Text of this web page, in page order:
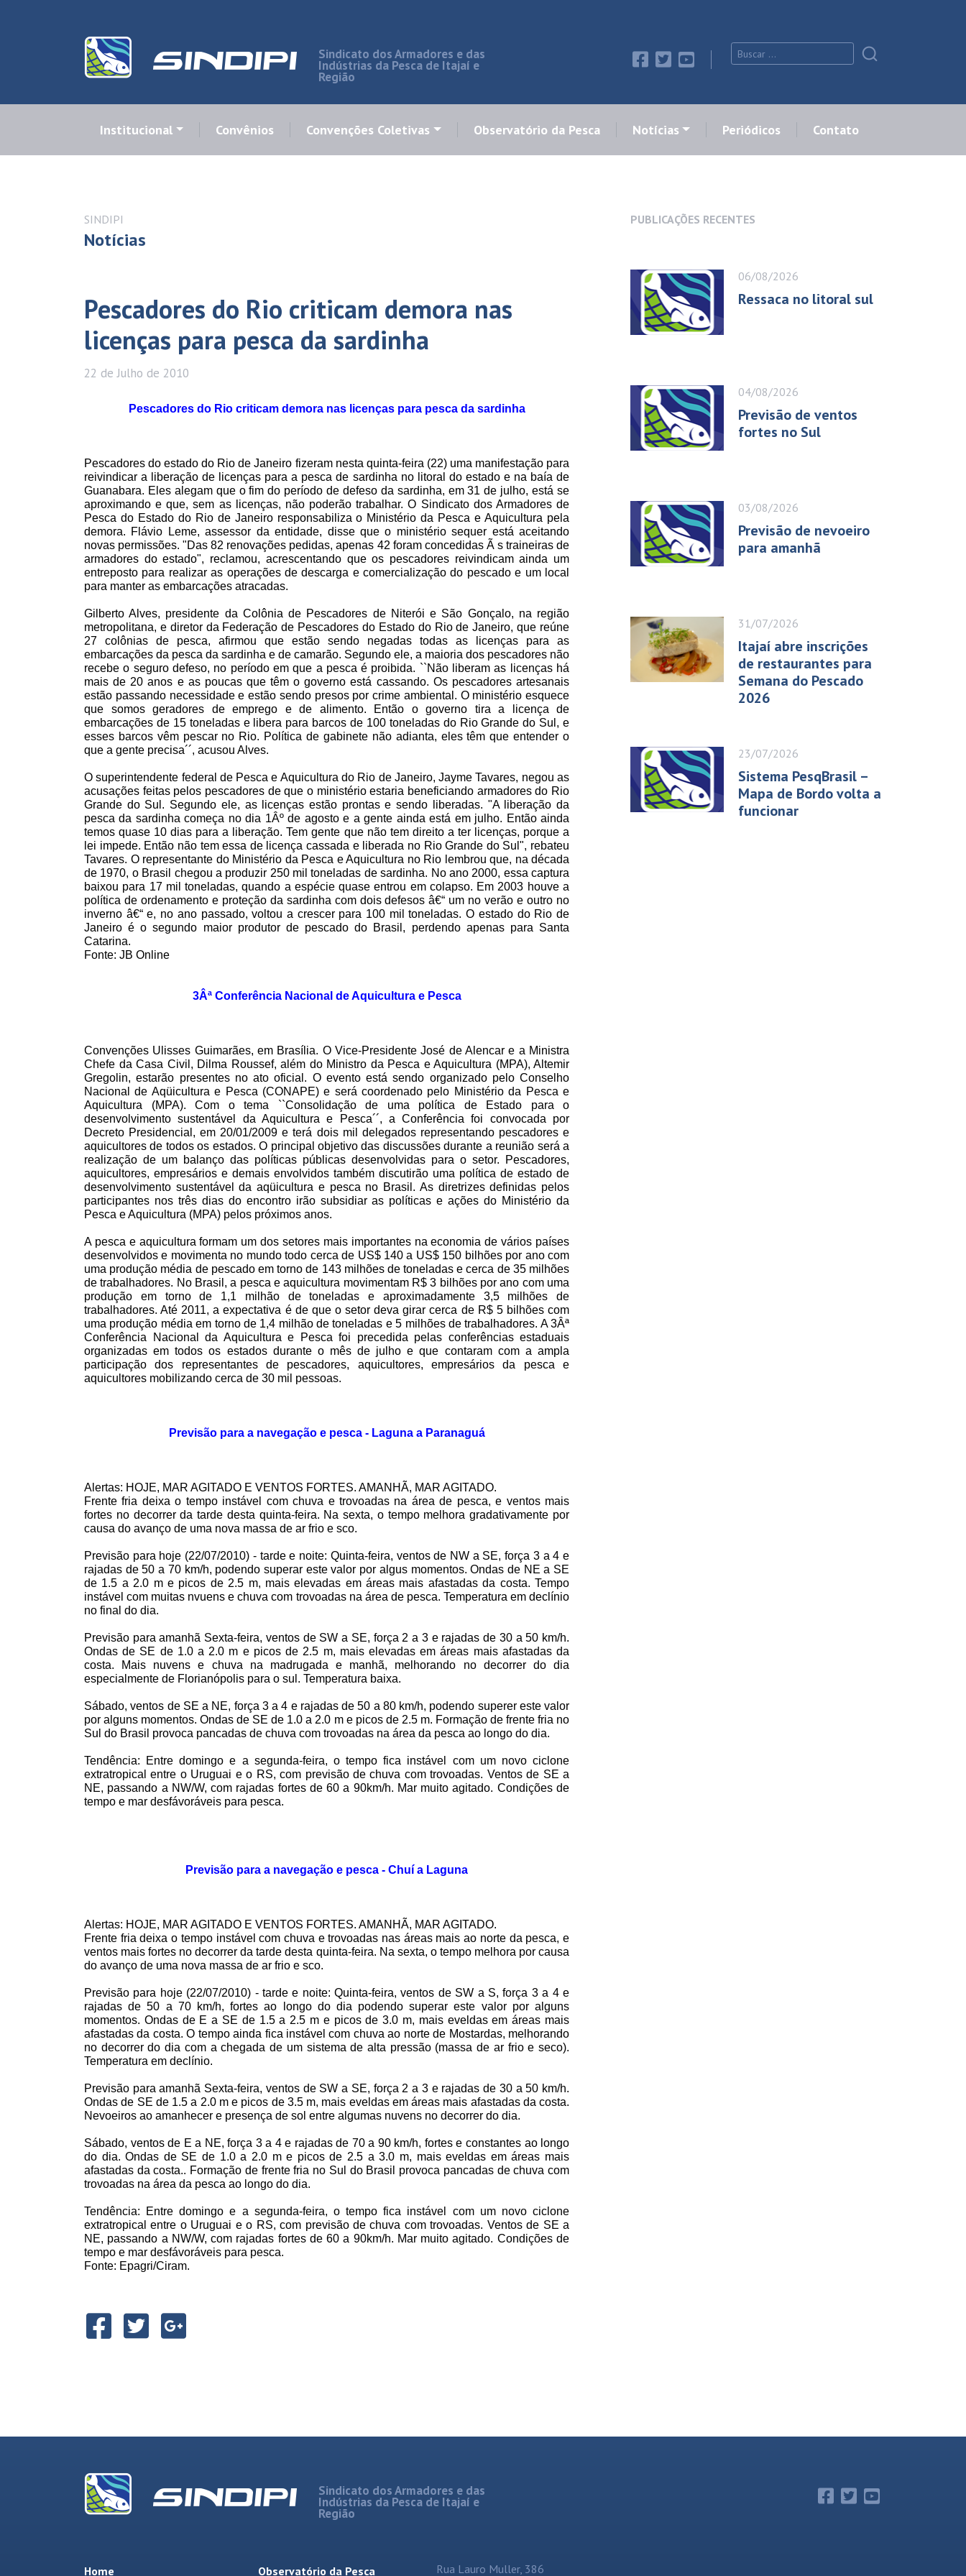
Sindicato dos Armadores e das
Indústrias da Pesca de Itajaí e
Região
Institucional Convênios Convenções Coletivas Observatório da Pesca Notícias Periódicos Contato
SINDIPI
Notícias
Pescadores do Rio criticam demora nas
licenças para pesca da sardinha
22 deJulho de 2010
Pescadores do Rio criticam demora nas licenças para pesca da sardinha
Pescadores do estado do Rio de Janeiro fizeram nesta quinta-feira (22) uma manifestação para
reivindicar a liberação de licenças para a pesca de sardinha no litoral do estado e na baía de
Guanabara. Eles alegam que o fim do período de defeso da sardinha, em 31 de julho, está se
aproximando e que, sem as licenças, não poderão trabalhar. O Sindicato dos Armadores de
Pesca do Estado do Rio de Janeiro responsabiliza o Ministério da Pesca e Aquicultura pela
demora. Flávio Leme, assessor da entidade, disse que o ministério sequer está aceitando
novas permissões. "Das 82 renovações pedidas, apenas 42 foram concedidas Ã s traineiras de
armadores do estado", reclamou, acrescentando que os pescadores reivindicam ainda um
entreposto para realizar as operações de descarga e comercialização do pescado e um local
para manter as embarcações atracadas.
Gilberto Alves, presidente da Colônia de Pescadores de Niterói e São Gonçalo, na região
metropolitana, e diretor da Federação de Pescadores do Estado do Rio de Janeiro, que reúne
27 colônias de pesca, afirmou que estão sendo negadas todas as licenças para as
embarcações da pesca da sardinha e de camarão. Segundo ele, a maioria dos pescadores não
recebe o seguro defeso, no período em que a pesca é proibida. ``Não liberam as licenças há
mais de 20 anos e as poucas que têm o governo está cassando. Os pescadores artesanais
estão passando necessidade e estão sendo presos por crime ambiental. O ministério esquece
que somos geradores de emprego e de alimento. Então o governo tira a licença de
embarcações de 15 toneladas e libera para barcos de 100 toneladas do Rio Grande do Sul, e
esses barcos vêm pescar no Rio. Política de gabinete não adianta, eles têm que entender o
que a gente precisa´´, acusou Alves.
O superintendente federal de Pesca e Aquicultura do Rio de Janeiro, Jayme Tavares, negou as
acusações feitas pelos pescadores de que o ministério estaria beneficiando armadores do Rio
Grande do Sul. Segundo ele, as licenças estão prontas e sendo liberadas. "A liberação da
pesca da sardinha começa no dia 1Âº de agosto e a gente ainda está em julho. Então ainda
temos quase 10 dias para a liberação. Tem gente que não tem direito a ter licenças, porque a
lei impede. Então não tem essa de licença cassada e liberada no Rio Grande do Sul", rebateu
Tavares. O representante do Ministério da Pesca e Aquicultura no Rio lembrou que, na década
de 1970, o Brasil chegou a produzir 250 mil toneladas de sardinha. No ano 2000, essa captura
baixou para 17 mil toneladas, quando a espécie quase entrou em colapso. Em 2003 houve a
política de ordenamento e proteção da sardinha com dois defesos â€“ um no verão e outro no
inverno â€“ e, no ano passado, voltou a crescer para 100 mil toneladas. O estado do Rio de
Janeiro é o segundo maior produtor de pescado do Brasil, perdendo apenas para Santa
Catarina.
Fonte: JB Online
3Âª Conferência Nacional de Aquicultura e Pesca
Convenções Ulisses Guimarães, em Brasília. O Vice-Presidente José de Alencar e a Ministra
Chefe da Casa Civil, Dilma Roussef, além do Ministro da Pesca e Aquicultura (MPA), Altemir
Gregolin, estarão presentes no ato oficial. O evento está sendo organizado pelo Conselho
Nacional de Aqüicultura e Pesca (CONAPE) e será coordenado pelo Ministério da Pesca e
Aquicultura (MPA). Com o tema ``Consolidação de uma política de Estado para o
desenvolvimento sustentável da Aquicultura e Pesca´´, a Conferência foi convocada por
Decreto Presidencial, em 20/01/2009 e terá dois mil delegados representando pescadores e
aquicultores de todos os estados. O principal objetivo das discussões durante a reunião será a
realização de um balanço das políticas públicas desenvolvidas para o setor. Pescadores,
aquicultores, empresários e demais envolvidos também discutirão uma política de estado de
desenvolvimento sustentável da aqüicultura e pesca no Brasil. As diretrizes definidas pelos
participantes nos três dias do encontro irão subsidiar as políticas e ações do Ministério da
Pesca e Aquicultura (MPA) pelos próximos anos.
A pesca e aquicultura formam um dos setores mais importantes na economia de vários países
desenvolvidos e movimenta no mundo todo cerca de US$ 140 a US$ 150 bilhões por ano com
uma produção média de pescado em torno de 143 milhões de toneladas e cerca de 35 milhões
de trabalhadores. No Brasil, a pesca e aquicultura movimentam R$ 3 bilhões por ano com uma
produção em torno de 1,1 milhão de toneladas e aproximadamente 3,5 milhões de
trabalhadores. Até 2011, a expectativa é de que o setor deva girar cerca de R$ 5 bilhões com
uma produção média em torno de 1,4 milhão de toneladas e 5 milhões de trabalhadores. A 3Âª
Conferência Nacional da Aquicultura e Pesca foi precedida pelas conferências estaduais
organizadas em todos os estados durante o mês de julho e que contaram com a ampla
participação dos representantes de pescadores, aquicultores, empresários da pesca e
aquicultores mobilizando cerca de 30 mil pessoas.
Previsão para a navegação e pesca - Laguna a Paranaguá
Alertas: HOJE, MAR AGITADO E VENTOS FORTES. AMANHÃ, MAR AGITADO.
Frente fria deixa o tempo instável com chuva e trovoadas na área de pesca, e ventos mais
fortes no decorrer da tarde desta quinta-feira. Na sexta, o tempo melhora gradativamente por
causa do avanço de uma nova massa de ar frio e sco.
Previsão para hoje (22/07/2010) - tarde e noite: Quinta-feira, ventos de NW a SE, força 3 a 4 e
rajadas de50 a 70 km/h, podendo superar este valor por algus momentos. Ondas de NE a SE
de 1.5 a 2.0 me picos de 2.5 m, mais elevadas em áreas mais afastadas da costa. Tempo
instável com muitas nvuens e chuva com trovoadas na área de pesca. Temperatura em declínio
no final do dia.
Previsão para amanhã Sexta-feira, ventos de SW a SE, força 2 a 3 e rajadas de 30 a 50 km/h.
Ondas de SE de 1.0 a 2.0 m e picos de 2.5 m, mais elevadas em áreas mais afastadas da
costa. Mais nuvens e chuva na madrugada e manhã, melhorando no decorrer do dia
especialmente de Florianópolis para o sul. Temperatura baixa.
Sábado, ventos de SE a NE, força 3 a 4 e rajadas de50 a 80 km/h, podendo superer este valor
por alguns momentos. Ondas de SE de 1.0 a 2.0 me picos de 2.5 m. Formação de frente fria no
Sul do Brasil provoca pancadas de chuva com trovoadas na área da pesca ao longo do dia.
Tendência: Entre domingo e a segunda-feira, o tempo fica instável com um novo ciclone
extratropical entre o Uruguai e o RS, com previsão de chuva com trovoadas. Ventos de SE a
NE, passando a NW/W, com rajadas fortes de60 a 90km/h. Mar muito agitado. Condições de
tempo e mar desfávoráveis para pesca.
Previsão para a navegação e pesca - Chuí a Laguna
Alertas: HOJE, MAR AGITADO E VENTOS FORTES. AMANHÃ, MAR AGITADO.
Frente fria deixa o tempo instável com chuva e trovoadas nas áreas mais ao norte da pesca, e
ventos mais fortes no decorrer da tarde desta quinta-feira. Na sexta, o tempo melhora por causa
do avanço de uma nova massa de ar frio e sco.
Previsão para hoje (22/07/2010) - tarde e noite: Quinta-feira, ventos de SW a S, força 3 a 4 e
rajadas de50 a 70 km/h, fortes ao longo do dia podendo superar este valor por alguns
momentos. Ondas de E a SE de 1.5 a 2.5 m e picos de3.0 m, mais eveldas em áreas mais
afastadas da costa. O tempo ainda fica instável com chuva ao norte de Mostardas, melhorando
no decorrer do dia com a chegada de um sistema de alta pressão (massa de ar frio e seco).
Temperatura em declínio.
Previsão para amanhã Sexta-feira, ventos de SW a SE, força 2 a 3 e rajadas de 30 a 50 km/h.
Ondas de SE de 1.5 a 2.0 me picos de 3.5 m, mais eveldas em áreas mais afastadas da costa.
Nevoeiros ao amanhecer e presença de sol entre algumas nuvens no decorrer do dia.
Sábado, ventos de E a NE, força 3 a 4 e rajadas de 70 a 90 km/h, fortes e constantes ao longo
do dia. Ondas de SE de 1.0 a 2.0 me picos de 2.5 a 3.0 m, mais eveldas em áreas mais
afastadas da costa.. Formação de frente fria no Sul do Brasil provoca pancadas de chuva com
trovoadas na área da pesca ao longo do dia.
Tendência: Entre domingo e a segunda-feira, o tempo fica instável com um novo ciclone
extratropical entre o Uruguai e o RS, com previsão de chuva com trovoadas. Ventos de SE a
NE, passando a NW/W, com rajadas fortes de60 a 90km/h. Mar muito agitado. Condições de
tempo e mar desfávoráveis para pesca.
Fonte: Epagri/Ciram.
PUBLICAÇÕES RECENTES
06/08/2026
Ressaca no litoral sul
04/08/2026
Previsão de ventos
fortes no Sul
03/08/2026
Previsão de nevoeiro
para amanhã
31/07/2026
Itajaí abre inscrições
de restaurantes para
Semana do Pescado
2026
23/07/2026
Sistema PesqBrasil –
Mapa de Bordo volta a
funcionar
Sindicato dos Armadores e das
Indústrias da Pesca de Itajaí e
Região
Home Observatório da Pesca
Rua Lauro Muller, 386